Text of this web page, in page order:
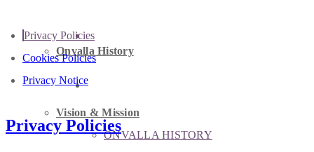
Onvalla History
Vision & Mission
HOME
ABOUT US
ONVALLA HISTORY
Privacy Policies
Cookies Policies
Privacy Notice
Privacy Policies